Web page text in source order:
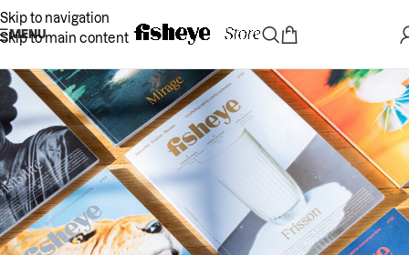
Skip to navigation
Skip to main content
MENU